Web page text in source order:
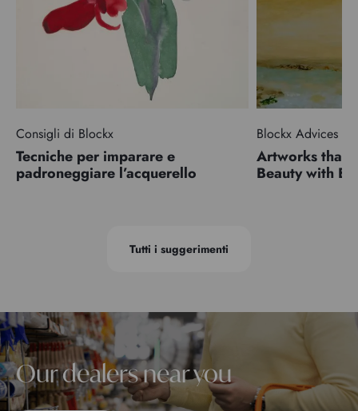
Consigli di Blockx
Tecniche per imparare e
padroneggiare l’acquerello
Blockx Advices
Artworks that
Beauty with
Tutti i suggerimenti
Our dealers near you